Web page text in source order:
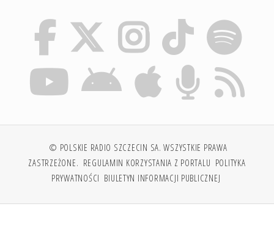
© POLSKIE RADIO SZCZECIN SA. WSZYSTKIE PRAWA
ZASTRZEŻONE. REGULAMIN KORZYSTANIA Z PORTALU POLITYKA
PRYWATNOŚCI BIULETYN INFORMACJI PUBLICZNEJ